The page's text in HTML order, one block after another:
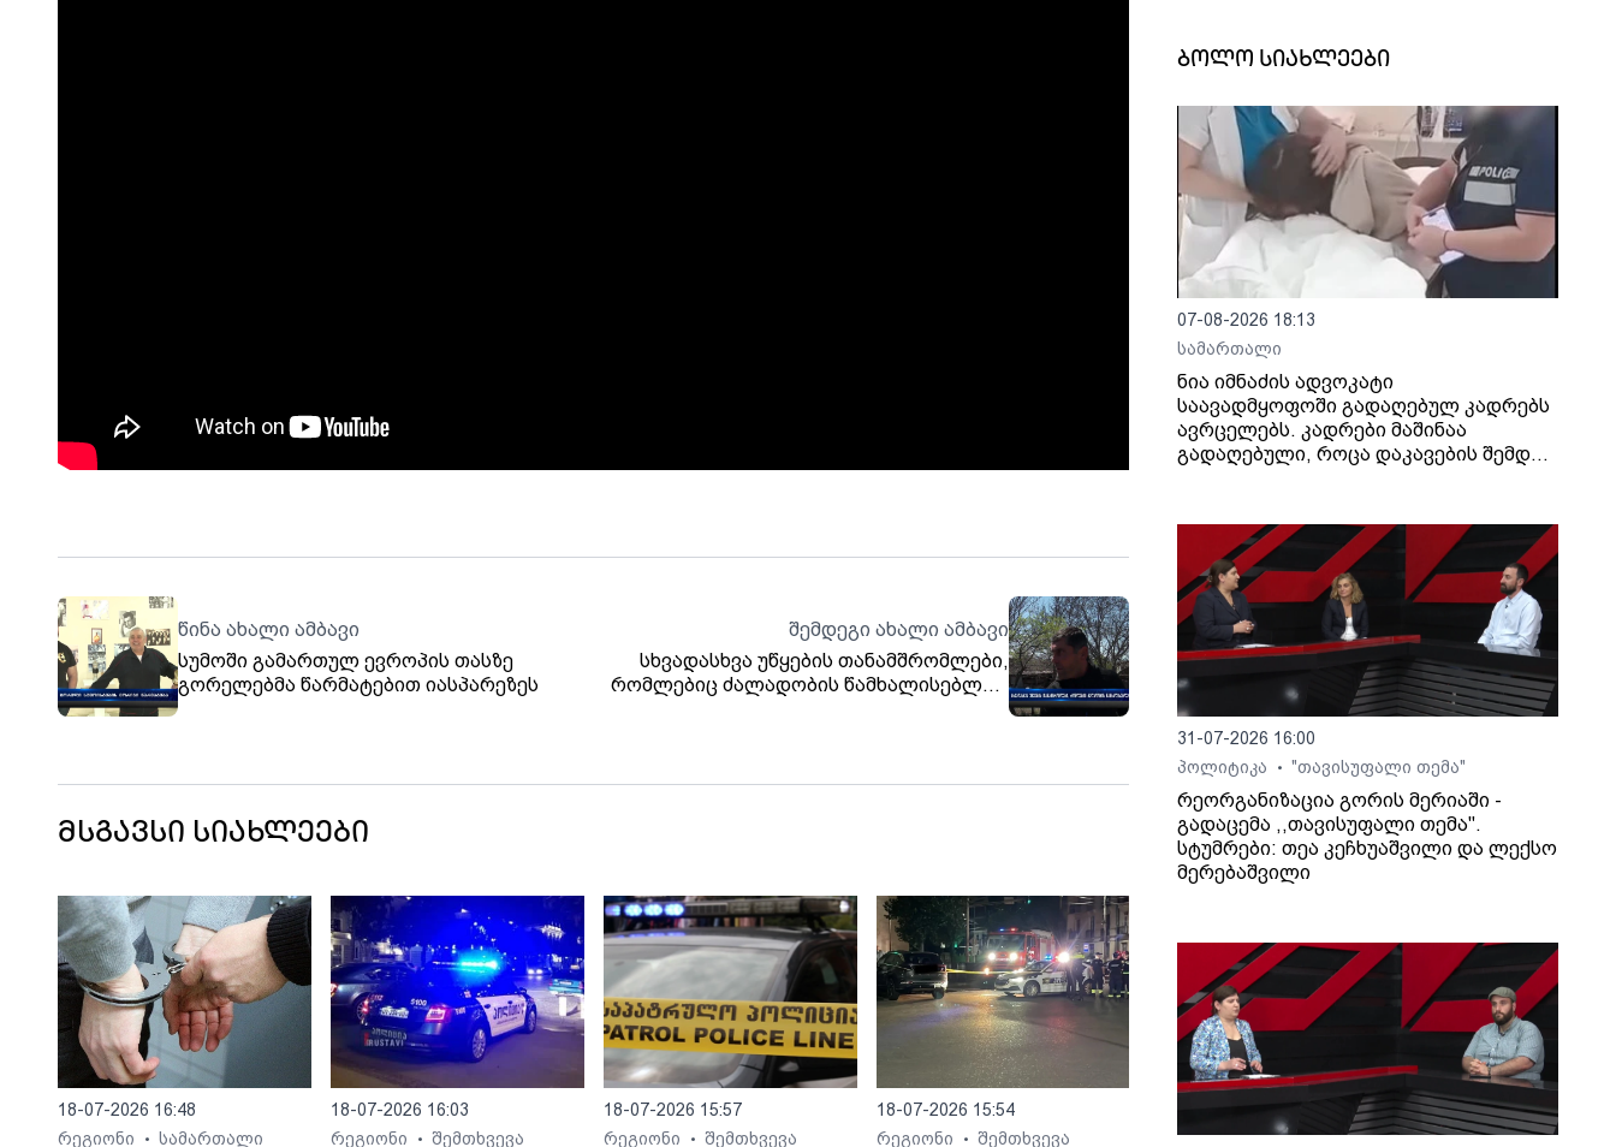
წინა ახალი ამბავი
სუმოში გამართულ ევროპის თასზე
გორელებმა წარმატებით იასპარეზეს
შემდეგი ახალი ამბავი
სხვადასხვა უწყების თანამშრომლები,
რომლებიც ძალადობის წამხალისებლად
გვევლინებიან
მსგავსი სიახლეები
18-07-2026 16:48
რეგიონი
• სამართალი
18-07-2026 16:03
რეგიონი
• შემთხვევა
18-07-2026 15:57
რეგიონი
• შემთხვევა
18-07-2026 15:54
რეგიონი
• შემთხვევა
ბოლო სიახლეები
07-08-2026 18:13
სამართალი
ნია იმნაძის ადვოკატი
საავადმყოფოში გადაღებულ კადრებს
ავრცელებს. კადრები მაშინაა
გადაღებული, როცა დაკავების შემდეგ
31-07-2026 16:00
პოლიტიკა
• "თავისუფალი თემა"
რეორგანიზაცია გორის მერიაში -
გადაცემა ,,თავისუფალი თემა".
სტუმრები: თეა კეჩხუაშვილი და ლექსო
მერებაშვილი